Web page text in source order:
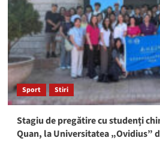
Sport Stiri
Stagiu de pregătire cu studenți
Quan, la Universitatea „Ovidius”